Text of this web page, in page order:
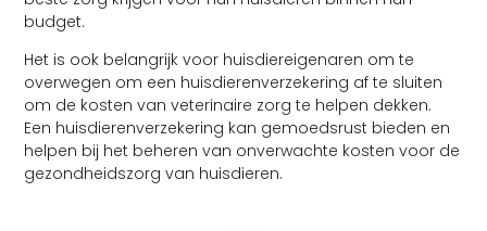
budget.
Het is ook belangrijk voor huisdiereigenaren om te
overwegen om een huisdierenverzekering af te sluiten
om de kosten van veterinaire zorg te helpen dekken.
Een huisdierenverzekering kan gemoedsrust bieden en
helpen bij het beheren van onverwachte kosten voor de
gezondheidszorg van huisdieren.